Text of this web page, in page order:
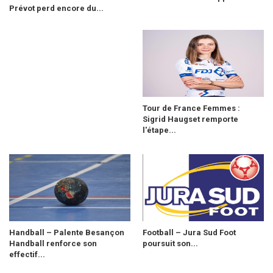
Prévot perd encore du...
Tour de France Femmes :
Sigrid Haugset remporte
l'étape...
Handball – Palente Besançon
Handball renforce son
effectif...
Football – Jura Sud Foot
poursuit son...